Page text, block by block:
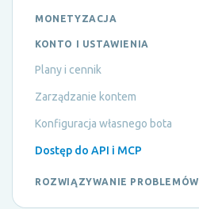
MONETYZACJA
KONTO I USTAWIENIA
Plany i cennik
Zarządzanie kontem
Konfiguracja własnego bota
Dostęp do API i MCP
ROZWIĄZYWANIE PROBLEMÓW